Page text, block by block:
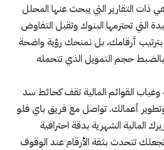
ذات التقارير التي يبحث عنها المحلل
التي تحترمها البنوك وتقبل التفاوض
بترتيب أرقامك، بل نمنحك رؤية واضحة
بالضبط حجم التمويل الذي تتحمله
وغياب القوائم المالية تقف كحائط سد
أعمالك. تواصل مع فريق باي فلو
المالية الشهرية بدقة احترافية
تتحدث بثقة الأرقام عند الوقوف